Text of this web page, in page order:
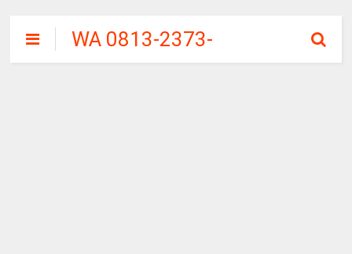
WA 0813-2373-
9973 | WALINI